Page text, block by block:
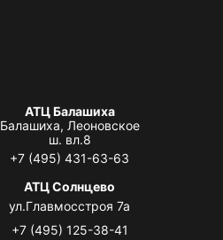
АТЦ Балашиха
Балашиха, Леоновское
ш. вл.8
+7 (495) 431-63-63
АТЦ Солнцево
ул.Главмосстроя 7а
+7 (495) 125-38-41